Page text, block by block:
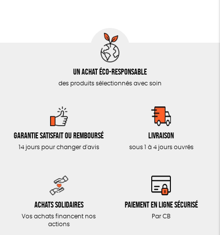
CUISINE / NUTRITION
ACCESSOIRES
Un achat éco-responsable
des produits sélectionnés avec soin
Garantie satisfait ou remboursé
14 jours pour changer d'avis
Livraison
sous 1 à 4 jours ouvrés
Achats solidaires
Vos achats financent nos
actions
Paiement en ligne sécurisé
Par CB